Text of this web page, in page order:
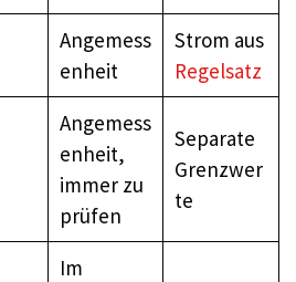
Angemess
enheit
Strom aus
Regelsatz
Angemess
enheit,
immer zu
prüfen
Separate
Grenzwer
te
Im